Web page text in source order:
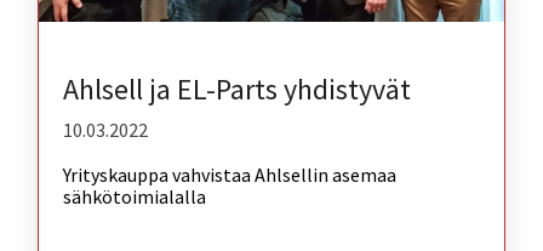
Ahlsell ja EL-Parts yhdistyvät
10.03.2022
Yrityskauppa vahvistaa Ahlsellin asemaa
sähkötoimialalla